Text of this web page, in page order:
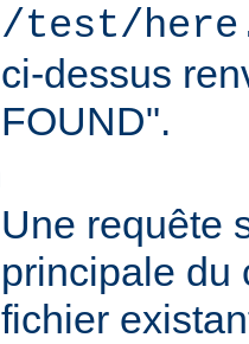
/test/
ci-dessus
FOUND".
Une requête
principale du
fichier